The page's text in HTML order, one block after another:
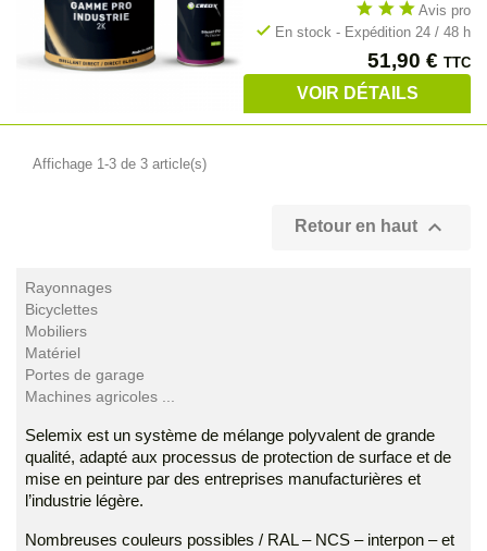
star star star Avis pro
check En stock - Expédition 24 / 48 h
Prix
51,90 € TTC
VOIR DÉTAILS
Affichage 1-3 de 3 article(s)
Retour en haut 
Rayonnages
Bicyclettes
Mobiliers
Matériel
Portes de garage
Machines agricoles ...
Selemix est un système de mélange polyvalent de grande
qualité, adapté aux processus de protection de surface et de
mise en peinture par des entreprises manufacturières et
l’industrie légère.
Nombreuses couleurs possibles / RAL – NCS – interpon – et